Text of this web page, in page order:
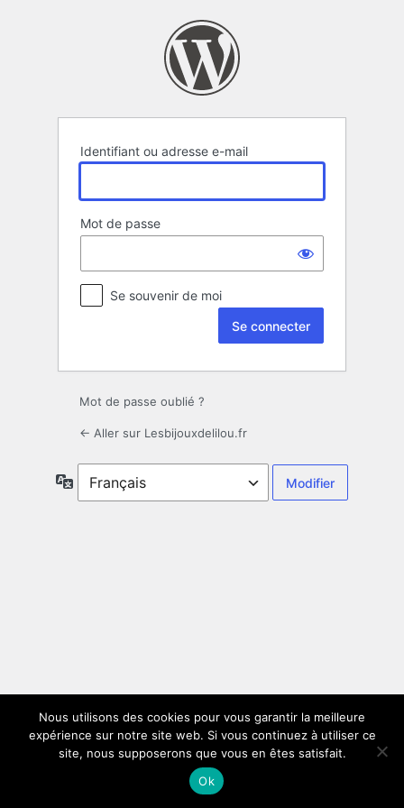
Identifiant ou adresse e-mail
Mot de passe
Se souvenir de moi
Mot de passe oublié ?
← Aller sur Lesbijouxdelilou.fr
Langue
Nous utilisons des cookies pour vous garantir la meilleure
expérience sur notre site web. Si vous continuez à utiliser ce
site, nous supposerons que vous en êtes satisfait.
Ok